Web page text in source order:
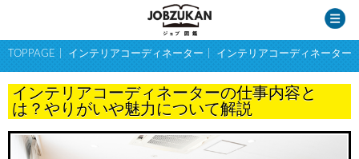
TOPPAGE インテリアコーディネーター インテリアコーディネーター
インテリアコーディネーターの仕事内容と
は？やりがいや魅力について解説